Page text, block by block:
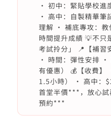
• 初中：緊貼學校進
• 高中：自製精華筆
理解 • 補底專攻：教
時間提升成績 💡不只
考試拎分」 📍【補
• 時間：彈性安排 •
有優惠） 💰【收費
1.5小時） • 高中：
首堂半價***，放心
預約***